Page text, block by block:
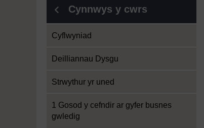
Cynnwys y cwrs
Cyflwyniad
Deilliannau Dysgu
Strwythur yr uned
1 Gosod y cefndir ar gyfer busnes
gwledig